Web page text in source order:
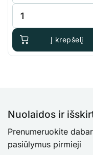
through
6.95 €
produkto kiekis:
Į krepšelį
Nuolaidos ir
Prenumeruokite
pasiūlymus pirmieji